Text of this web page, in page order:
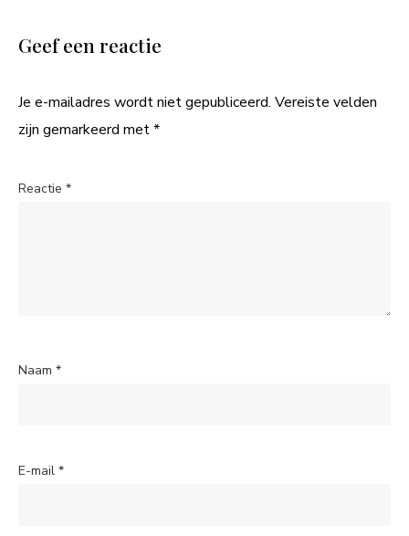
Geef een reactie
Je e-mailadres wordt niet gepubliceerd. Vereiste velden
zijn gemarkeerd met*
Reactie *
Naam *
E-mail *